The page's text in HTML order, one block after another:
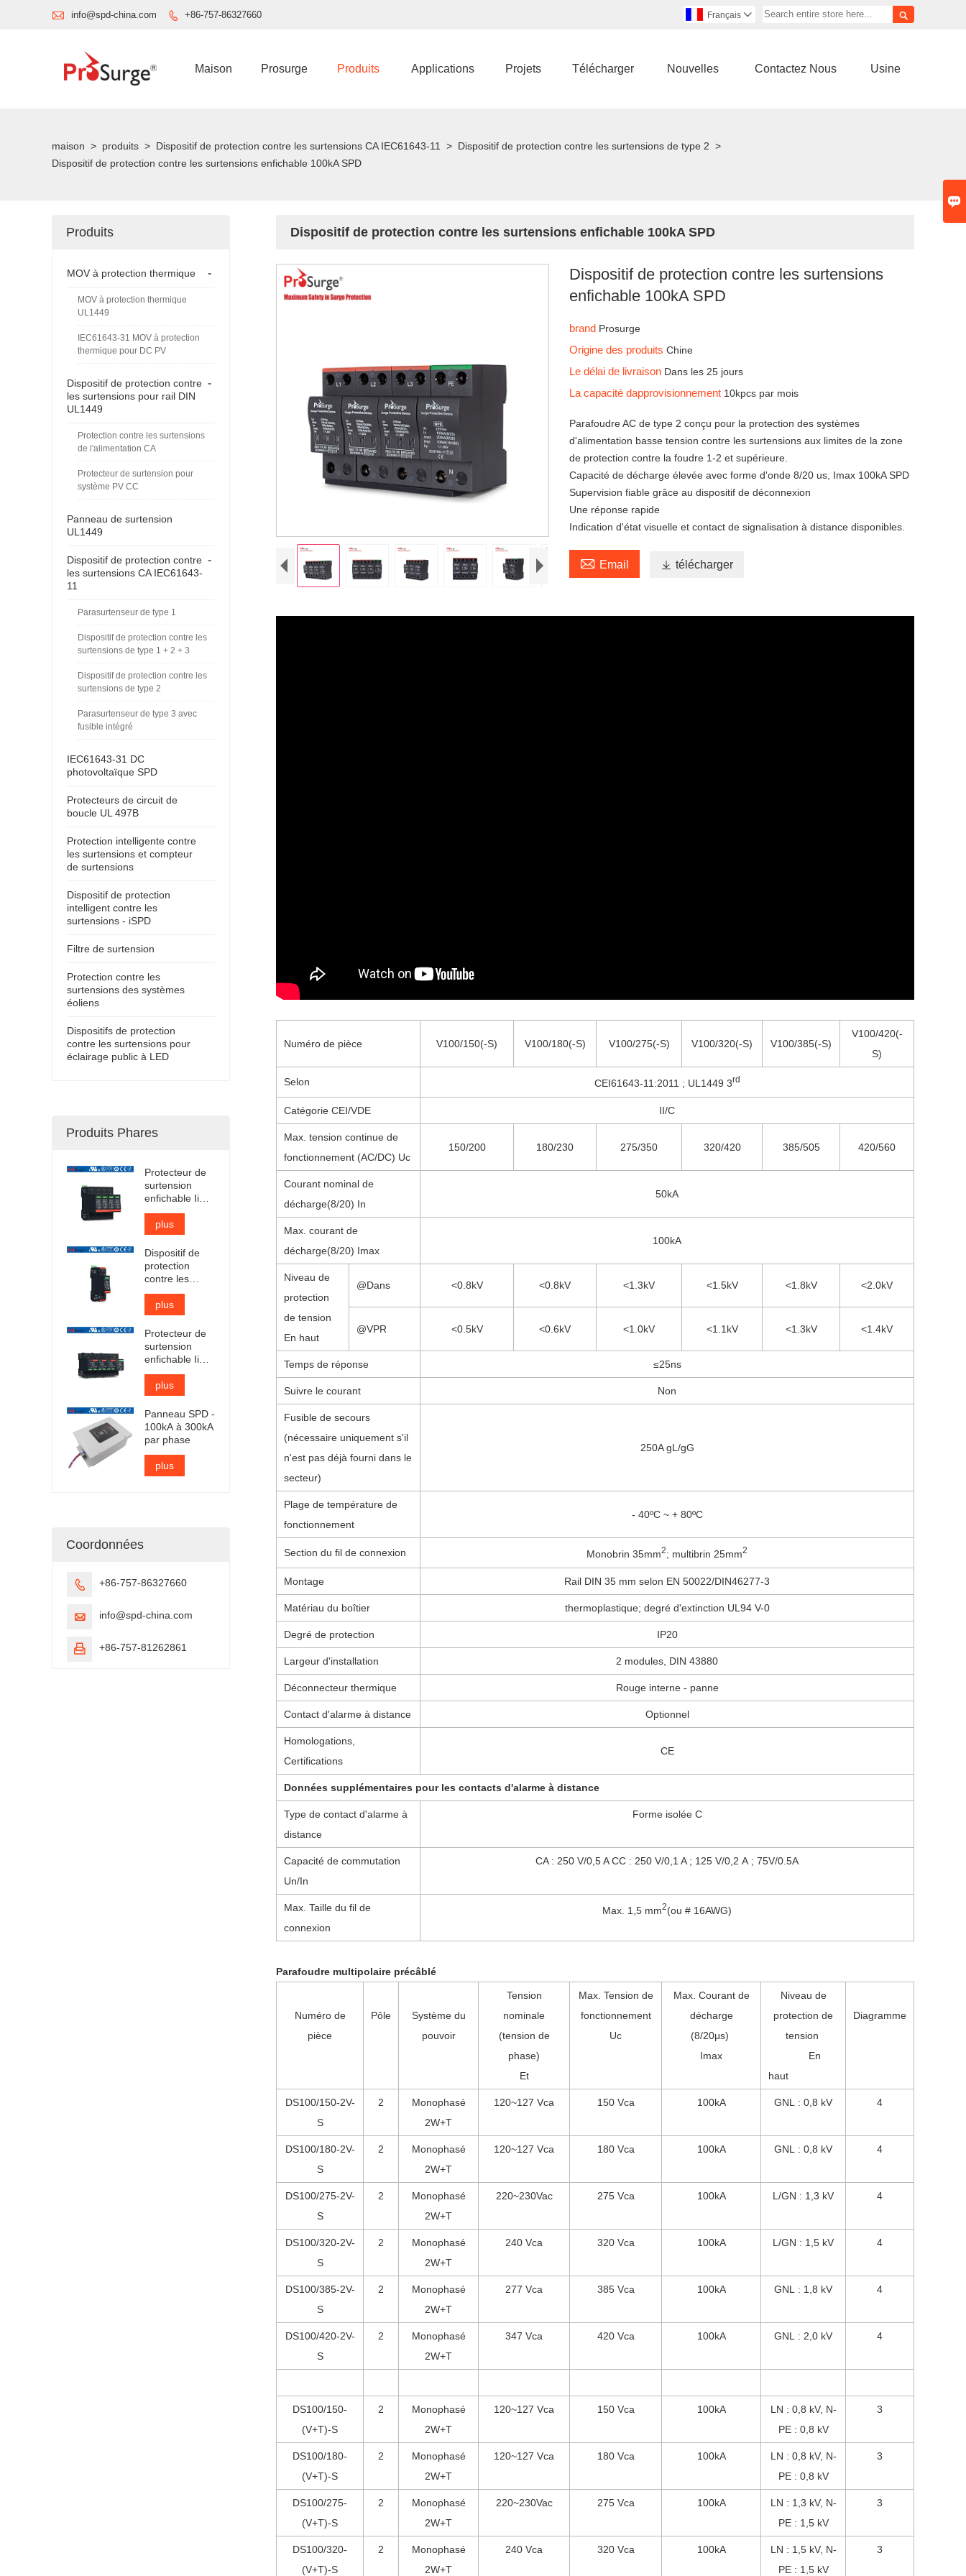

 info@spd-china.com  +86-757-86327660 
Français 
Maison Prosurge Produits Applications Projets Télécharger Nouvelles Contactez Nous Usine
maison > produits > Dispositif de protection contre les surtensions CA IEC61643-11 > Dispositif de protection contre les surtensions de type 2 >
Dispositif de protection contre les surtensions enfichable 100kA SPD
Dispositif de protection contre les surtensions enfichable 100kA SPD
Dispositif de protection contre les surtensions
enfichable 100kA SPD
brand Prosurge
Origine des produitsChine
Le délai de livraison Dans les 25 jours
La capacité dapprovisionnement 10kpcs par mois
Parafoudre AC de type 2 conçu pour la protection des systèmes
d'alimentation basse tension contre les surtensions aux limites de la zone
de protection contre la foudre 1-2 et supérieure.
Capacité de décharge élevée avec forme d'onde 8/20 us, Imax 100kA SPD
Supervision fiable grâce au dispositif de déconnexion
Une réponse rapide
Indication d'état visuelle et contact de signalisation à distance disponibles.
 Email  télécharger
Numéro de pièce V100/150(-S) V100/180(-S) V100/275(-S) V100/320(-S) V100/385(-S)
V100/420(-
S)
Selon CEI61643-11:2011 ; UL1449 3rd
Catégorie CEI/VDE II/C
Max. tension continue de
fonctionnement (AC/DC) Uc
150/200 180/230 275/350 320/420 385/505 420/560
Courant nominal de
décharge(8/20) In
50kA
Max. courant de
décharge(8/20) Imax
100kA
Niveau de
protection
de tension
En haut
@Dans <0.8kV <0.8kV <1.3kV <1.5kV <1.8kV <2.0kV
@VPR <0.5kV <0.6kV <1.0kV <1.1kV <1.3kV <1.4kV
Temps de réponse ≤25ns
Suivre le courant Non
Fusible de secours
(nécessaire uniquement s'il
n'est pas déjà fourni dans le
secteur)
250A gL/gG
Plage de température de
fonctionnement
- 40ºC ~ + 80ºC
Section du fil de connexion Monobrin 35mm2; multibrin 25mm2
Montage Rail DIN 35 mm selon EN 50022/DIN46277-3
Matériau du boîtier thermoplastique; degré d'extinction UL94 V-0
Degré de protection IP20
Largeur d'installation 2 modules, DIN 43880
Déconnecteur thermique Rouge interne - panne
Contact d'alarme à distance Optionnel
Homologations,
Certifications
CE
Données supplémentaires pour les contacts d'alarme à distance
Type de contact d'alarme à
distance
Forme isolée C
Capacité de commutation
Un/In
CA : 250 V/0,5 A CC : 250 V/0,1 A ; 125 V/0,2 A ; 75V/0.5A
Max. Taille du fil de
connexion
Max. 1,5 mm2(ou # 16AWG)
Parafoudre multipolaire précâblé
Numéro de
pièce
Pôle
Système du
pouvoir
Tension
nominale
(tension de
phase)
Et
Max. Tension de
fonctionnement
Uc
Max. Courant de
décharge
(8/20μs)
Imax
Niveau de
protection de
tension
En
haut
Diagramme
DS100/150-2V-
S
2
Monophasé
2W+T
120~127 Vca 150 Vca 100kA GNL : 0,8 kV 4
DS100/180-2V-
S
2
Monophasé
2W+T
120~127 Vca 180 Vca 100kA GNL : 0,8 kV 4
DS100/275-2V-
S
2
Monophasé
2W+T
220~230Vac 275 Vca 100kA L/GN : 1,3 kV 4
DS100/320-2V-
S
2
Monophasé
2W+T
240 Vca 320 Vca 100kA L/GN : 1,5 kV 4
DS100/385-2V-
S
2
Monophasé
2W+T
277 Vca 385 Vca 100kA GNL : 1,8 kV 4
DS100/420-2V-
S
2
Monophasé
2W+T
347 Vca 420 Vca 100kA GNL : 2,0 kV 4
DS100/150-
(V+T)-S
2
Monophasé
2W+T
120~127 Vca 150 Vca 100kA
LN : 0,8 kV, N-
PE : 0,8 kV
3
DS100/180-
(V+T)-S
2
Monophasé
2W+T
120~127 Vca 180 Vca 100kA
LN : 0,8 kV, N-
PE : 0,8 kV
3
DS100/275-
(V+T)-S
2
Monophasé
2W+T
220~230Vac 275 Vca 100kA
LN : 1,3 kV, N-
PE : 1,5 kV
3
DS100/320-
(V+T)-S
2
Monophasé
2W+T
240 Vca 320 Vca 100kA
LN : 1,5 kV, N-
PE : 1,5 kV
3
Produits
-
MOV à protection thermique
MOV à protection thermique
UL1449
IEC61643-31 MOV à protection
thermique pour DC PV
-
Dispositif de protection contre
les surtensions pour rail DIN
UL1449
Protection contre les surtensions
de l'alimentation CA
Protecteur de surtension pour
système PV CC
Panneau de surtension
UL1449
-
Dispositif de protection contre
les surtensions CA IEC61643-
11
Parasurtenseur de type 1
Dispositif de protection contre les
surtensions de type 1 + 2 + 3
Dispositif de protection contre les
surtensions de type 2
Parasurtenseur de type 3 avec
fusible intégré
IEC61643-31 DC
photovoltaïque SPD
Protecteurs de circuit de
boucle UL 497B
Protection intelligente contre
les surtensions et compteur
de surtensions
Dispositif de protection
intelligent contre les
surtensions - iSPD
Filtre de surtension
Protection contre les
surtensions des systèmes
éoliens
Dispositifs de protection
contre les surtensions pour
éclairage public à LED
Produits Phares
Protecteur de
surtension
enfichable Iimp
12,5 kA certifié
TUVplus
Dispositif de
protection
contre les
surtensions CA
de type 1 + 2
certifié TUV
plus
Protecteur de
surtension
enfichable Iimp
25kA certifié
TUVplus
Panneau SPD -
100kA à 300kA
par phase
plus
Coordonnées
 +86-757-86327660
 info@spd-china.com
 +86-757-81262861